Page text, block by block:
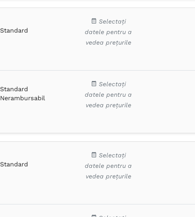
Standard
Selectați
datele pentru a
vedea prețurile
Standard
Nerambursabil
Selectați
datele pentru a
vedea prețurile
Standard
Selectați
datele pentru a
vedea prețurile